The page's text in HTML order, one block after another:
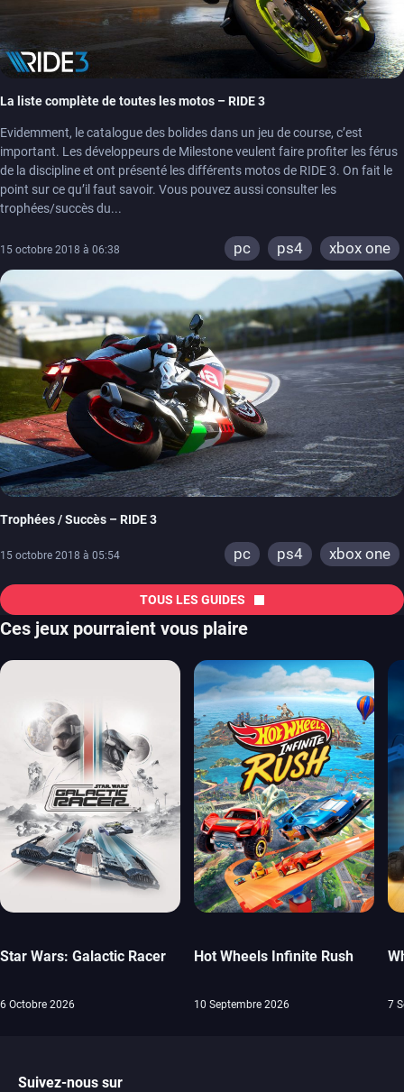
La liste complète de toutes les motos – RIDE 3
Evidemment, le catalogue des bolides dans un jeu de course, c’est
important. Les développeurs de Milestone veulent faire profiter les férus
de la discipline et ont présenté les différents motos de RIDE 3. On fait le
point sur ce qu’il faut savoir. Vous pouvez aussi consulter les
trophées/succès du...
15 octobre 2018 à 06:38 pc ps4 xbox one
Trophées / Succès – RIDE 3
15 octobre 2018 à 05:54 pc ps4 xbox one
TOUS LES GUIDES
Ces jeux pourraient vous plaire
Star Wars: Galactic Racer
6 Octobre 2026
Hot Wheels Infinite Rush
10 Septembre 2026 7
Suivez-nous sur